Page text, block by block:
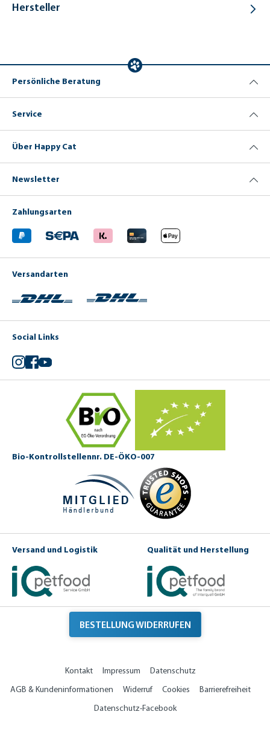
Hersteller
Persönliche Beratung
Service
Über Happy Cat
Newsletter
Zahlungsarten
Versandarten
Social Links
Instagram
Facebook
YouTube
Bio-Kontrollstellennr. DE-ÖKO-007
Versand und Logistik Qualität und Herstellung
BESTELLUNG WIDERRUFEN
Kontakt Impressum
Datenschutz
AGB & Kundeninformationen
Widerruf Cookies
Barrierefreiheit
Datenschutz-Facebook